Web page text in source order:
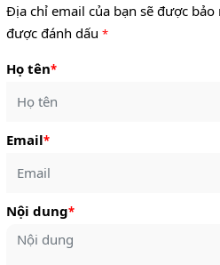
Địa chỉ email của bạn sẽ được
được đánh dấu *
Họ tên*
Email*
Nội dung*